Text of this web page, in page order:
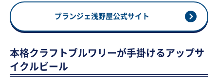
ブランジェ浅野屋公式サイト
本格クラフトブルワリーが手掛けるアップサ
イクルビール